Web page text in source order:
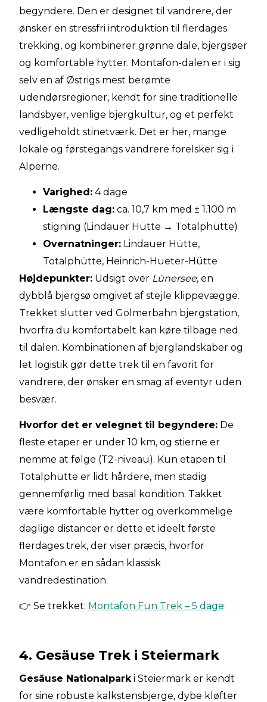
begyndere. Den er designet til vandrere, der
ønsker en stressfri introduktion til flerdages
trekking, og kombinerer grønne dale, bjergsøer
og komfortable hytter. Montafon-dalen er i sig
selv en af Østrigs mest berømte
udendørsregioner, kendt for sine traditionelle
landsbyer, venlige bjergkultur, og et perfekt
vedligeholdt stinetværk. Det er her, mange
lokale og førstegangs vandrere forelsker sig i
Alperne.
Varighed: 4 dage
Længste dag: ca. 10,7 km med ± 1.100 m
stigning (Lindauer Hütte → Totalphütte)
Overnatninger: Lindauer Hütte,
Totalphütte, Heinrich-Hueter-Hütte
Højdepunkter: Udsigt over Lünersee, en
dybblå bjergsø omgivet af stejle klippevægge.
Trekket slutter ved Golmerbahn bjergstation,
hvorfra du komfortabelt kan køre tilbage ned
til dalen. Kombinationen af bjerglandskaber og
let logistik gør dette trek til en favorit for
vandrere, der ønsker en smag af eventyr uden
besvær.
Hvorfor det er velegnet til begyndere: De
fleste etaper er under 10 km, og stierne er
nemme at følge (T2-niveau). Kun etapen til
Totalphütte er lidt hårdere, men stadig
gennemførlig med basal kondition. Takket
være komfortable hytter og overkommelige
daglige distancer er dette et ideelt første
flerdages trek, der viser præcis, hvorfor
Montafon er en sådan klassisk
vandredestination.
👉 Se trekket: Montafon Fun Trek – 5 dage
4. Gesäuse Trek i Steiermark
Gesäuse Nationalparki Steiermark er kendt
for sine robuste kalkstensbjerge, dybe kløfter